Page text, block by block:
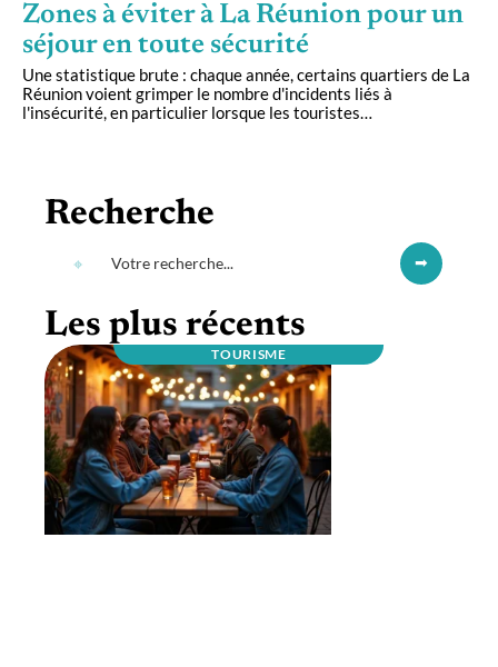
Zones à éviter à La Réunion pour un
séjour en toute sécurité
Une statistique brute : chaque année, certains quartiers de La
Réunion voient grimper le nombre d'incidents liés à
l'insécurité, en particulier lorsque les touristes
Recherche
Les plus récents
TOURISME